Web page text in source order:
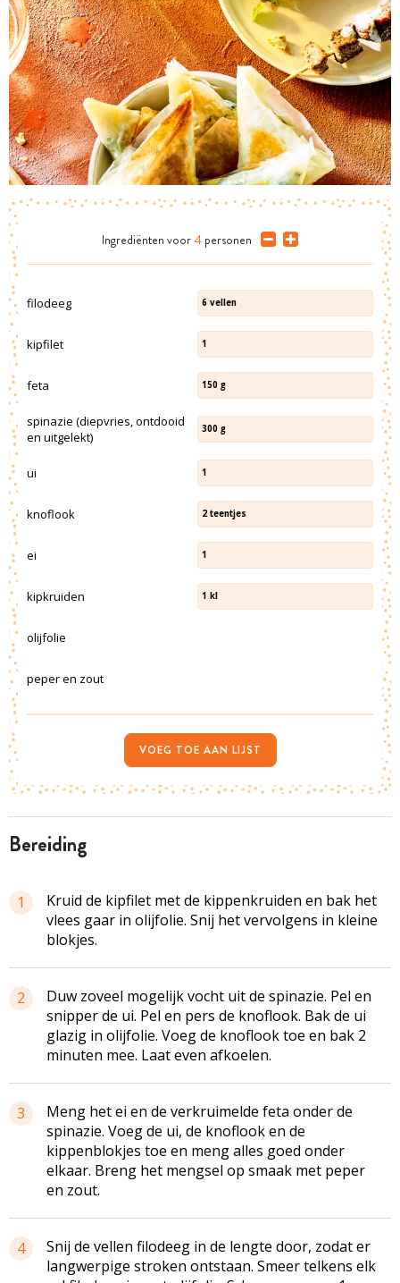
bereiding
1
Kruid de kipfilet met de kippenkruiden en bak het
vlees gaar in olijfolie. Snij het vervolgens in kleine
blokjes.
2
Duw zoveel mogelijk vocht uit de spinazie. Pel en
snipper de ui. Pel en pers de knoflook. Bak de ui
glazig in olijfolie. Voeg de knoflook toe en bak 2
minuten mee. Laat even afkoelen.
3
Meng het ei en de verkruimelde feta onder de
spinazie. Voeg de ui, de knoflook en de
kippenblokjes toe en meng alles goed onder
elkaar. Breng het mengsel op smaak met peper
en zout.
4
Snij de vellen filodeeg in de lengte door, zodat er
langwerpige stroken ontstaan. Smeer telkens elk
Ingrediënten voor 4 personen
filodeeg 6 vellen
kipfilet 1
feta 150 g
spinazie (diepvries, ontdooid
en uitgelekt)
300 g
ui 1
knoflook 2 teentjes
ei 1
kipkruiden 1 kl
olijfolie
peper en zout
VOEG TOE AAN LIJST